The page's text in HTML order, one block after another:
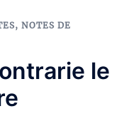
, NOTES DE
le